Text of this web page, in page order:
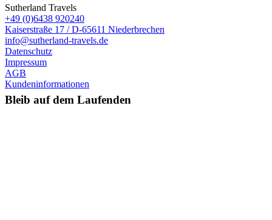
Sutherland Travels
+49 (0)6438 920240
Kaiserstraße 17 / D-65611 Niederbrechen
info@sutherland-travels.de
Datenschutz
Impressum
AGB
Kundeninformationen
Bleib auf dem Laufenden